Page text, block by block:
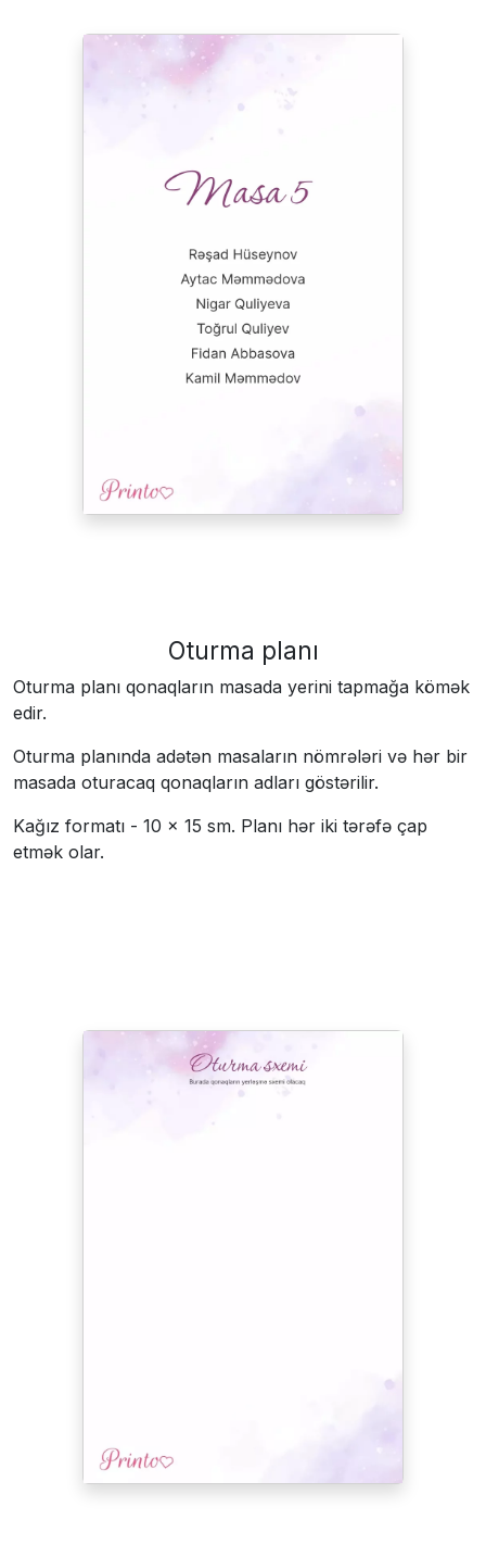
Oturma planı
Oturma planı qonaqların masada yerini tapmağa kömək
edir.
Oturma planında adətən masaların nömrələri və hər bir
masada oturacaq qonaqların adları göstərilir.
Kağız formatı - 10 × 15 sm. Planı hər iki tərəfə çap
etmək olar.